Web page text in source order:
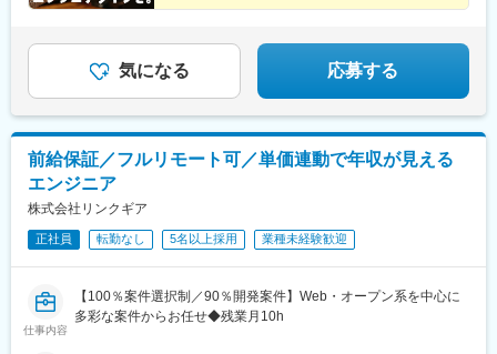
◎年間休日132日
◎完全週休2日制・土日祝休み
◎入社後即日15日付与・半日取得ありの有給休暇
気になる 応募する
前給保証／フルリモート可／単価連動で年収が見える
エンジニア
株式会社リンクギア
正社員 転勤なし 5名以上採用 業種未経験歓迎
仕事内容
【100％案件選択制／90％開発案件】Web・オープン系を中心に
多彩な案件からお任せ◆残業月10h